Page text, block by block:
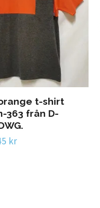
t-shirt
363 från D-
kr